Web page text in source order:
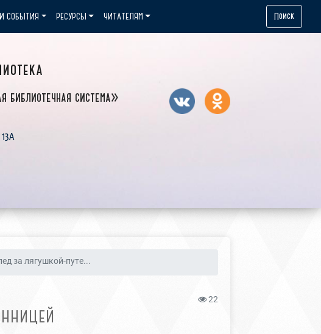
библиотечная система»
СОБЫТИЯ РЕСУРСЫ ЧИТАТЕЛЯМ Поиск
за лягушкой-путе...
22